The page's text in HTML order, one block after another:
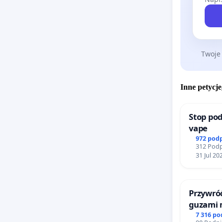
W
mimo
Inne
Stop
vape
972
312
31 Jul
guzami
litymi
7 316